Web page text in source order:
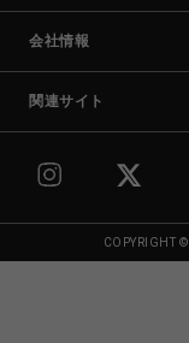
会社情報
関連サイト
COPYRIGHT ©